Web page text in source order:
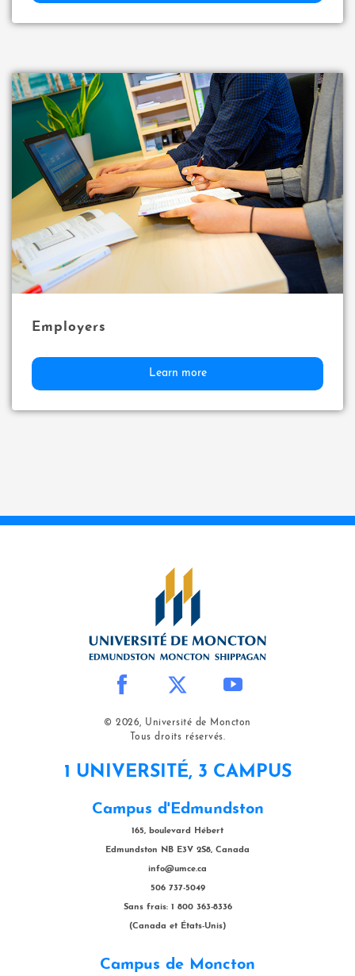
Employers
Learn more
© 2026, Université de Moncton
Tous droits réservés.
1 UNIVERSITÉ, 3 CAMPUS
Campus d'Edmundston
165, boulevard Hébert
Edmundston NB E3V 2S8, Canada
info@umce.ca
506 737-5049
Sans frais: 1 800 363-8336
(Canada et États-Unis)
Campus de Moncton